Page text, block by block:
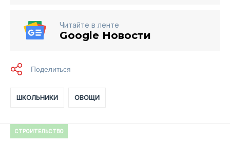
Читайте в ленте
Google Новости
ШКОЛЬНИКИ ОВОЩИ
СТРОИТЕЛЬСТВО